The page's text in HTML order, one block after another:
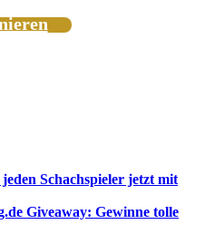
Schachspieler jetzt mit
Giveaway: Gewinne tolle